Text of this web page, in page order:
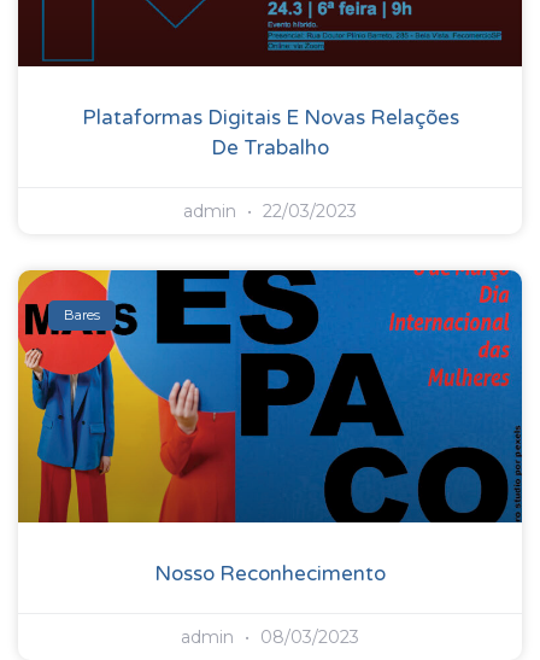
Plataformas Digitais E Novas Relações
De Trabalho
admin 22/03/2023
Bares
Nosso Reconhecimento
admin 08/03/2023